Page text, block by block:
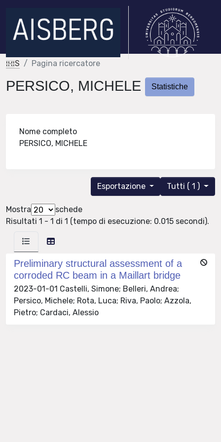
IRIS Pagina ricercatore
PERSICO, MICHELE Statistiche
Nome completo
PERSICO, MICHELE
Tutti ( 1 )
Esportazione
Mostra
schede
Risultati 1 - 1 di 1 (tempo di esecuzione: 0.015 secondi).
Preliminary structural assessment of a
corroded RC beam in a Maillart bridge
2023-01-01 Castelli, Simone; Belleri, Andrea;
Persico, Michele; Rota, Luca; Riva, Paolo; Azzola,
Pietro; Cardaci, Alessio